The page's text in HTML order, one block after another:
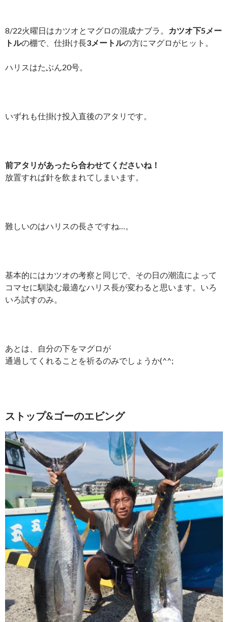
8/22火曜日はカツオとマグロの混成ナブラ。
カツオ下5メー
トルの棚で、仕掛け長3メートルの方にマグロがヒット。
ハリスはたぶん20号。
いずれも仕掛け投入直後のアタリです。
前アタリがあったら合わせてくださいね！
放置すれば針を飲まれてしまいます。
難しいのはハリスの長さですね…。
基本的にはカツオの考察と同じで、その日の潮流によって
コマセに馴染む最適なハリス長が変わると思います。いろ
いろ試すのみ。
あとは、自分の下をマグロが
通過してくれることを祈るのみでしょうか(^^;
ストップ&ゴーのエビング